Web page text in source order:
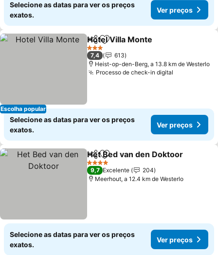
Selecione as datas para ver os preços
exatos.
Ver preços
Escolha popular
PartilharAdicionar aos favoritos
Hotel Villa Monte
3 Estrelas
7,4
613
Heist-op-den-Berg, a 13.8 km de Westerlo
Processo de check-in digital
Selecione as datas para ver os preços
exatos.
Ver preços
PartilharAdicionar aos favoritos
Het Bed van den Doktoor
4 Estrelas
9,7 Excelente
204
Meerhout, a 12.4 km de Westerlo
Selecione as datas para ver os preços
exatos.
Ver preços